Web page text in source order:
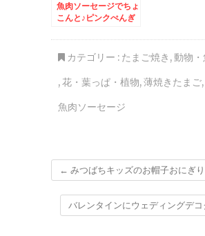
魚肉ソーセージでちょ
こんと♪ピンクぺんぎ
カテゴリー : たまご焼き ,動物
,花・葉っぱ・植物,薄焼きたまご,
魚肉ソーセージ
← みつばちキッズのお帽子おにぎり
バレンタインにウェディングデコ